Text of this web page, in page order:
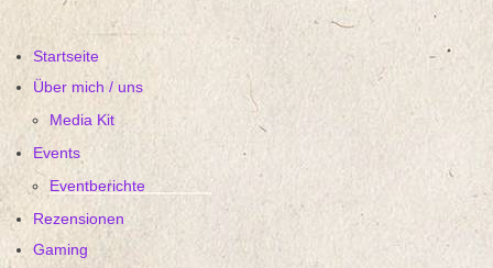
Startseite
Über mich / uns
Media Kit
Events
Eventberichte
Rezensionen
Gaming